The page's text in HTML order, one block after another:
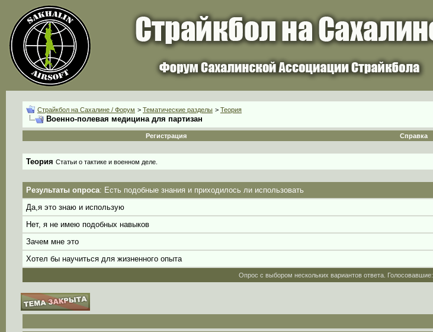
Страйкбол на Сахалине / Форум > Тематические разделы > Теория
Военно-полевая медицина для партизан
Регистрация Справка
Теория Статьи о тактике и военном деле.
Результаты опроса: Есть подобные знания и приходилось ли использовать
Да,я это знаю и использую
Нет, я не имею подобных навыков
Зачем мне это
Хотел бы научиться для жизненного опыта
Опрос с выбором нескольких вариантов ответа. Голосовавшие: